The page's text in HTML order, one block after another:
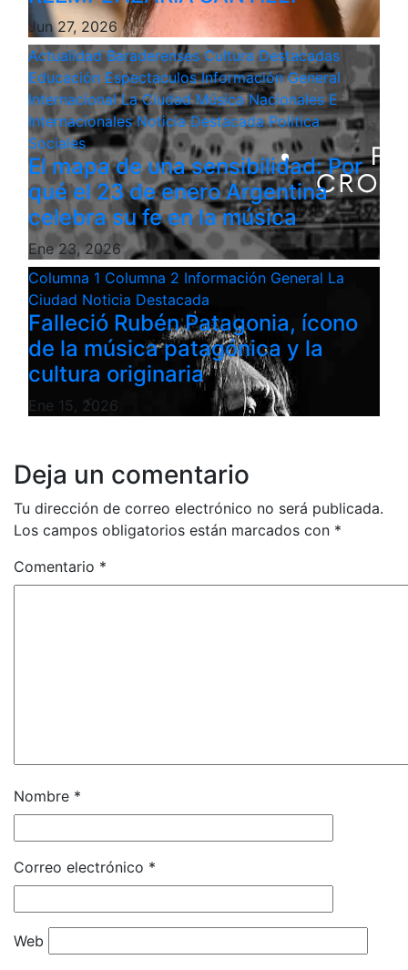
Jun 27, 2026
ActualidadBaraderensesCulturaDestacadas
Educación EspectaculosInformación General
InternacionalLa CiudadMúsicaNacionales E
InternacionalesNoticia DestacadaPolitica
Sociales
El mapa de una sensibilidad: Por
qué el 23 de enero Argentina
celebra su fe en la música
Ene 23, 2026
Columna 1 Columna 2 Información General La
Ciudad Noticia Destacada
Falleció Rubén Patagonia, ícono
de la música patagónica y la
cultura originaria
Ene 15, 2026
Deja un comentario
Tu dirección de correo electrónico no será publicada.
Los campos obligatorios están marcados con *
Comentario *
Nombre *
Correo electrónico *
Web